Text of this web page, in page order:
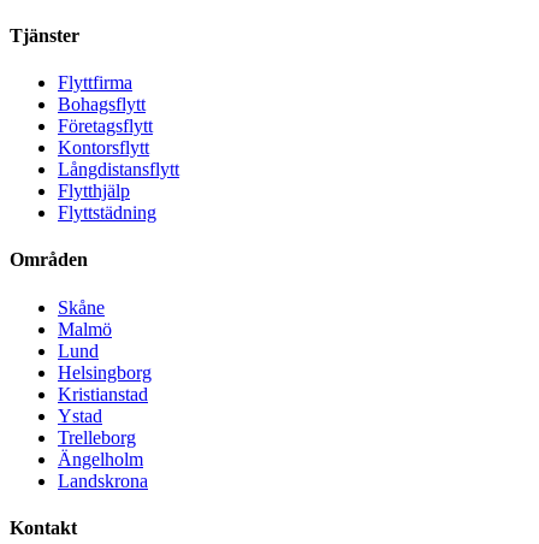
Tjänster
Flyttfirma
Bohagsflytt
Företagsflytt
Kontorsflytt
Långdistansflytt
Flytthjälp
Flyttstädning
Områden
Skåne
Malmö
Lund
Helsingborg
Kristianstad
Ystad
Trelleborg
Ängelholm
Landskrona
Kontakt